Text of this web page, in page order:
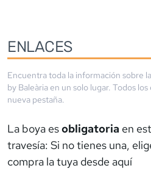
ENLACES
Encuentra toda la información sobre la
by Baleària en un solo lugar. Todos
nueva pestaña.
La boya esobligatoria en
travesía: Si no tienes una,
compra la tuya desde aquí